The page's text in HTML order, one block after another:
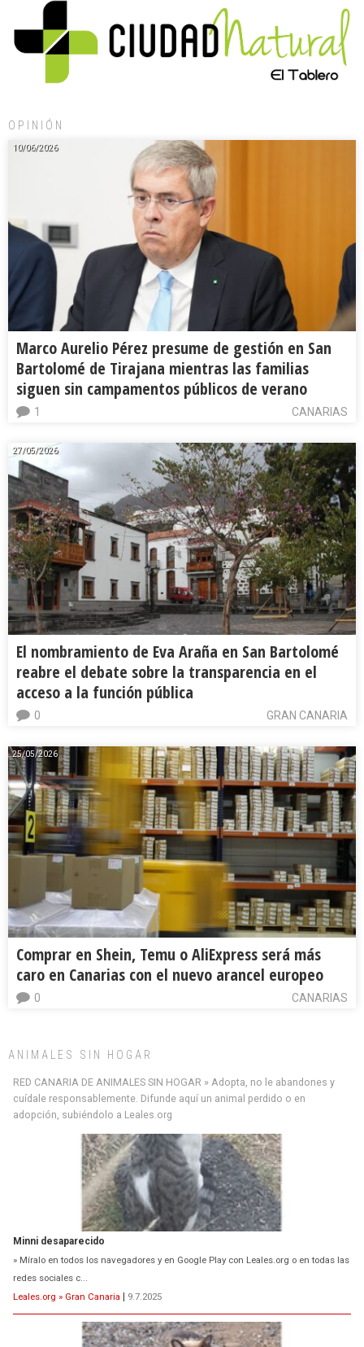
OPINIÓN
10/06/2026
Marco Aurelio Pérez presume de gestión en San
Bartolomé de Tirajana mientras las familias
siguen sin campamentos públicos de verano
CANARIAS
1
27/05/2026
El nombramiento de Eva Araña en San Bartolomé
reabre el debate sobre la transparencia en el
acceso a la función pública
GRAN CANARIA
0
25/05/2026
Comprar en Shein, Temu o AliExpress será más
caro en Canarias con el nuevo arancel europeo
CANARIAS
0
ANIMALES SIN HOGAR
RED CANARIA DE ANIMALES SIN HOGAR » Adopta, no le abandones y
cuídale responsablemente. Difunde aquí un animal perdido o en
adopción, subiéndolo a Leales.org
Minni desaparecido
» Míralo en todos los navegadores y en Google Play con Leales.org o en todas las
redes sociales c...
Leales.org » Gran Canaria | 9.7.2025